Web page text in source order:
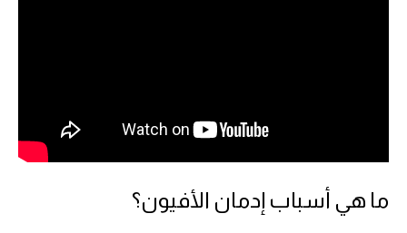
ما هي أسباب إدمان الأفيون؟